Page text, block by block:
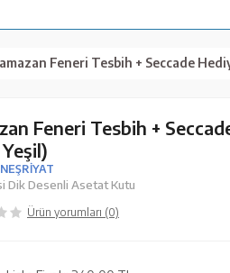
Feneri Tesbih + Seccade Hediye Seti (Kraft Asetat
Feneri Tesbih +
Dik Desenli Asetat Kutu
Ürün yorumları (0)